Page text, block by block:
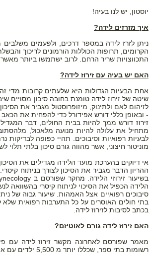
יוסטון, יש לנו בעיה!
איך מזרזים לידה?
ניתן לזרז לידה במספר דרכים, ולפעמים
הקרומים, תרופות הכוללות הורמונים לריכוך
התכווצויות שריר הרחם. לרוב ישתמשו ביותר מאשר שיטה
האם יש בעיה עם זירוז לידה?
אחת הבעיות הגדולות היא שלעתים קרובות מדי זה
שיטה של זירוז לידה טומנת בחובה סיכון מסויים
לזיהום לאם ולתינוק, מיזופרוסטול מגביר את
- ובאופן כללי דורש אפידורל כדי להפחית את הכאב
זירוז דורש ממך להיות בבית החולים, דבר
מתחיל את עלולה להיות מנועה מלאכול,
לבעיות רפואיות וסיבוכים. תהיי כפופה לבדיקות
מוניטור חיצוני, אשר מהווה גורם סיכון בלתי תלוי
הלידה הכפיל את הסיכוי לניתוח קיסרי בהשוואה
סיבוכים רפואיים אצל האמהות. שיעור גבוה של
בכתב לסיבות לזירוז לידה.
האם זירוז לידה גורם לאוטיזם?
רשומות בתי ספר, שכללו יותר מ 5,500 ילדים עם אוטיזם מתועד.